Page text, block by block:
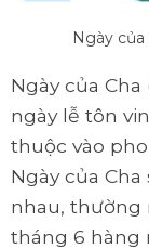
Ngày của
Ngày của
ngày lễ tôn
thuộc vào
Ngày của
nhau, thường
tháng 6 hàng